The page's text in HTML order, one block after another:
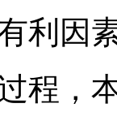
利因
程，